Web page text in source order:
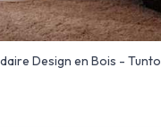
Design en Bois - Tunto